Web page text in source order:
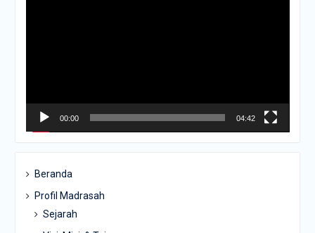
00:00 04:42
Beranda
Profil Madrasah
Sejarah